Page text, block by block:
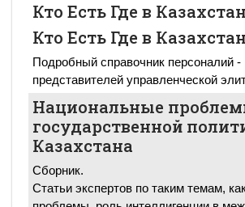
Кто Есть Где в
Кто Есть Где в
Подробный справочник персоналий -
представителей управленческой
Национальные
государственной
Казахстана
Сборник.
Статьи экспертов по таким темам,